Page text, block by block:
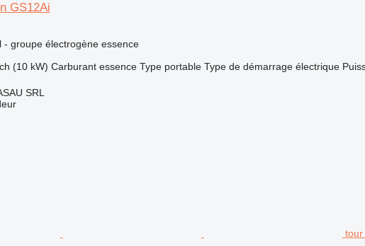
GS12Ai
- groupe électrogène essence
(10 kW) Carburant essence Type portable Type de démarrage électrique
SRL
tour